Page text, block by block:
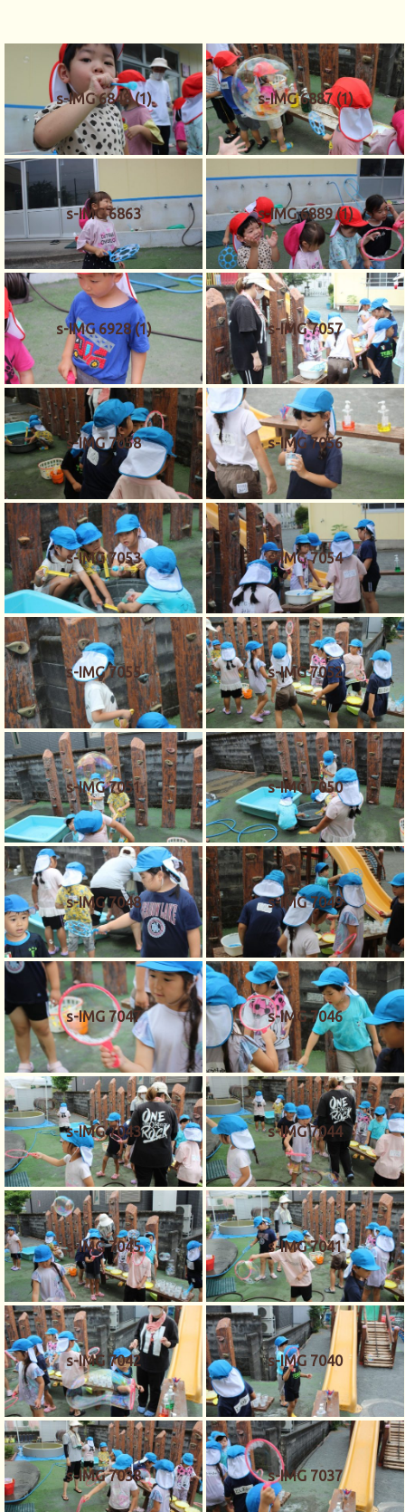
s-IMG 6848 (1) s-IMG 6887 (1)
s-IMG 6863 s-IMG 6889 (1)
s-IMG 6928 (1) s-IMG 7057
s-IMG 7058 s-IMG 7056
s-IMG 7053 s-IMG 7054
s-IMG 7055 s-IMG 7052
s-IMG 7051 s-IMG 7050
s-IMG 7048 s-IMG 7049
s-IMG 7047 s-IMG 7046
s-IMG 7043 s-IMG 7044
s-IMG 7045 s-IMG 7041
s-IMG 7042 s-IMG 7040
s-IMG 7038 s-IMG 7037